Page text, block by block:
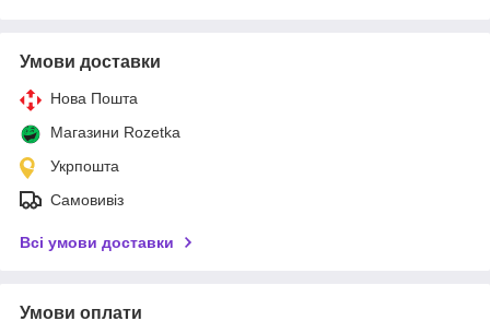
Умови доставки
Нова Пошта
Магазини Rozetka
Укрпошта
Самовивіз
Всі умови доставки
Умови оплати